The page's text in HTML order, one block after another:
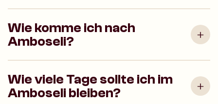
Wie komme ich nach
Amboseli?
Wie viele Tage sollte ich im
Amboseli bleiben?